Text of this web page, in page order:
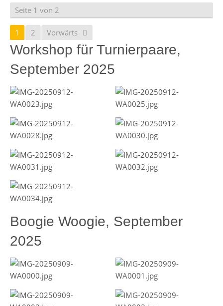
Seite 1 von 2
1 2 Vorwärts
Workshop für Turnierpaare,
September 2025
Boogie Woogie, September
2025